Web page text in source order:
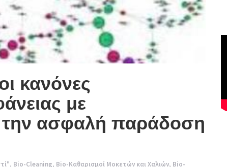
κανόνες
με
την ασφαλή παράδοση
, Bio-Cleaning, Bio-Καθαρισμοί Μοκετών και Χαλιών, Bio-